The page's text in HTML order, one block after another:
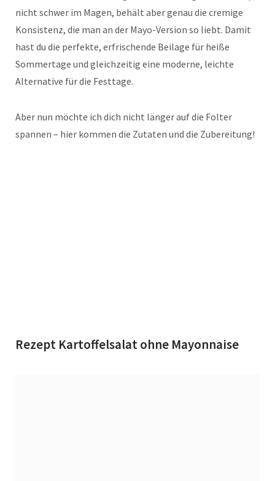
nicht schwer im Magen, behält aber genau die cremige
Konsistenz, die man an der Mayo-Version so liebt. Damit
hast du die perfekte, erfrischende Beilage für heiße
Sommertage und gleichzeitig eine moderne, leichte
Alternative für die Festtage.
Aber nun möchte ich dich nicht länger auf die Folter
spannen – hier kommen die Zutaten und die Zubereitung!
Rezept Kartoffelsalat ohne Mayonnaise